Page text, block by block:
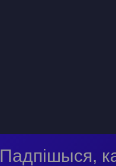
Падпішыся,